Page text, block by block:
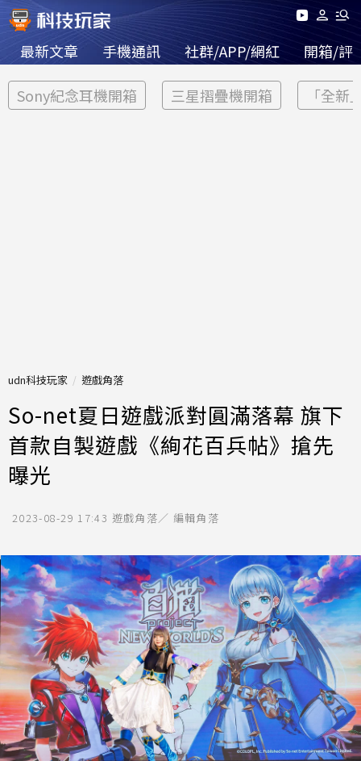
最新文章 手機通訊 社群/APP/網紅 開箱/評
Sony紀念耳機開箱 三星摺疊機開箱 「全新
udn科技玩家 遊戲角落
So-net夏日遊戲派對圓滿落幕 旗下
首款自製遊戲《絢花百兵帖》搶先
曝光
2023-08-29 17:43 遊戲角落／ 編輯角落